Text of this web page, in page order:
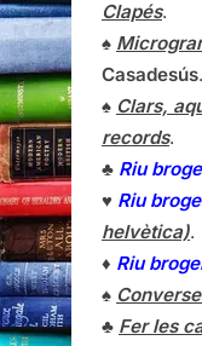
Clapés.
♠
Casadesús.
♠ Clars,
records.
♣ Riu
♥ Riu
helvètica).
♦ Riu
♠
♣ Fer les